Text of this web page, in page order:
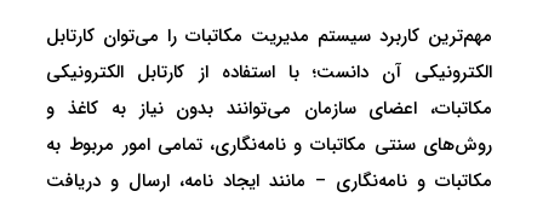
مهم‌ترین کاربرد سیستم مدیریت مکاتبات را می‌توان کارتابل
الکترونیکی آن دانست؛ با استفاده از کارتابل الکترونیکی
مکاتبات، اعضای سازمان می‌توانند بدون نیاز به کاغذ و
روش‌های سنتی مکاتبات و نامه‌نگاری، تمامی امور مربوط به
مکاتبات و نامه‌نگاری – مانند ایجاد نامه، ارسال و دریافت